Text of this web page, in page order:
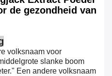
de gezondheid van
volksnaam voor
slanke boom
Een andere volksnaam